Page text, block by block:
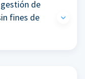
de
fines de